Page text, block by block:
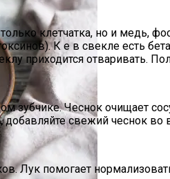
клетчатка, но и
К е в свекле есть
приходится отваривать.
Чеснок очищает
свежий чеснок
Лук помогает